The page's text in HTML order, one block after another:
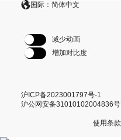
国际：简体中文
减少动画
增加对比度
沪ICP备2023001797号-1
沪公网安备31010102004836号
使用条款